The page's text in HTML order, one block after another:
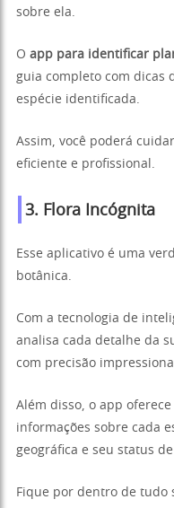
sobre ela.
O app para identificar
guia completo com dicas
espécie identificada.
Assim, você poderá
eficiente e profissional.
3. Flora Incógnita
Esse aplicativo é uma
botânica.
Com a tecnologia de
analisa cada detalhe da
com precisão
Além disso, o app
informações sobre cada
geográfica e seu status
Fique por dentro de tudo